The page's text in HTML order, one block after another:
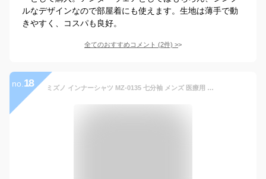
ルなデザインなので部屋着にも使えます。生地は薄手で動
きやすく、コスパも良好。
全てのおすすめコメント (2件) >
no. 18 ミズノ インナーシャツ MZ-0135 七分袖 メンズ 医療用 白衣 インナーウェア 吸汗速乾 ストレッチ 男性用 オールシーズン アンダーシャツ アンダーウェア スクラブインナー 看護師 医者 病院 7分袖 MIZUNO